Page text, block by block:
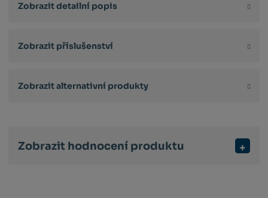
Zobrazit detailní popis
Zobrazit příslušenství
Zobrazit alternativní produkty
Zobrazit hodnocení produktu